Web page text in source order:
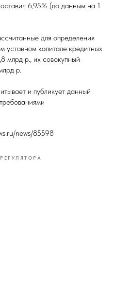
6,95% (по данным на 1
для определения
уставном капитале кредитных
млрд р., их совокупный
р.
и публикует данный
news/85598